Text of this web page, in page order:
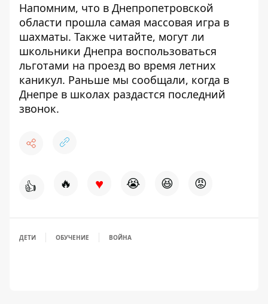
Напомним, что в Днепропетровской
области прошла самая массовая игра в
шахматы. Также читайте, могут ли
школьники Днепра воспользоваться
льготами на проезд во время летних
каникул. Раньше мы сообщали, когда в
Днепре в школах раздастся последний
звонок.
👍 🔥 ♥ 😭 😆 😡
ДЕТИ ОБУЧЕНИЕ ВОЙНА